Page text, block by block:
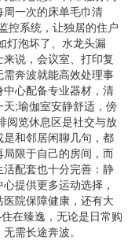
一次的床单毛巾清
控系统，让独居的住户
灯泡坏了、水龙头漏
说，会议室、打印复
奔波就能高效处理事
中心配备专业器材，清
;瑜伽室安静舒适，傍
阅览休息区是社交与放
和邻居闲聊几句，都
限于自己的房间，而
活配套也十分完善：静
提供更多运动选择，
院保障健康，还有大
在臻逸，无论是日常购
需长途奔波。